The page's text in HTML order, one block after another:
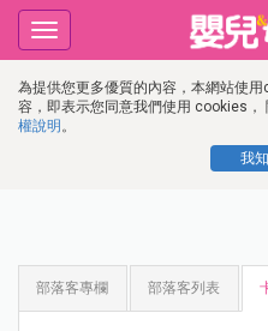
為提供您更多優質的內容，本網站使
容，即表示您同意我們使用 cookies
權說明 。
我
Toggle
navigation
部落客專欄 部落客列表